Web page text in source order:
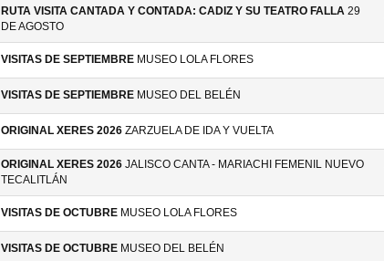
RUTA VISITA CANTADA Y CONTADA: CADIZ Y SU TEATRO FALLA 29
DE AGOSTO
VISITAS DE SEPTIEMBRE MUSEO LOLA FLORES
VISITAS DE SEPTIEMBRE MUSEO DEL BELÉN
ORIGINAL XERES 2026 ZARZUELA DE IDA Y VUELTA
ORIGINAL XERES 2026 JALISCO CANTA - MARIACHI FEMENIL NUEVO
TECALITLÁN
VISITAS DE OCTUBRE MUSEO LOLA FLORES
VISITAS DE OCTUBRE MUSEO DEL BELÉN